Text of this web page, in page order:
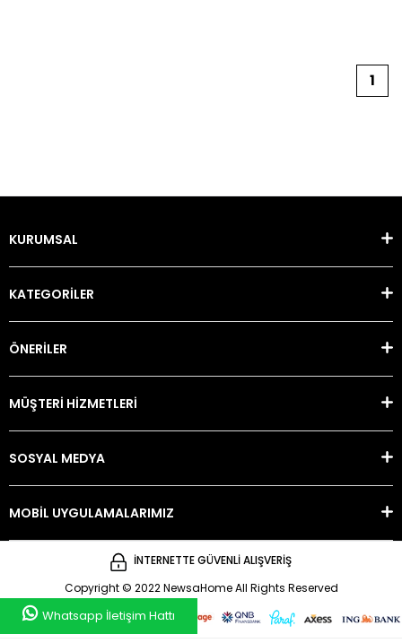
1
KURUMSAL
KATEGORİLER
ÖNERİLER
MÜŞTERİ HİZMETLERİ
SOSYAL MEDYA
MOBİL UYGULAMALARIMIZ
İNTERNETTE GÜVENLİ ALIŞVERİŞ
Copyright © 2022 NewsaHome All Rights Reserved
Whatsapp İletişim Hattı